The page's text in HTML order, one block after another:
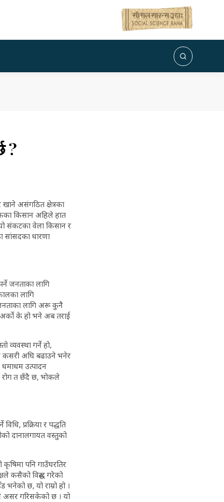
?
खाने असंगठित क्षेत्रका
किसान अहिले हात
संकटका वेला किसान र
सांसदका धारणा
जनताका लागि
लागि
जनताका लागि अरू कुनै
के हो भने अब तराई
व्यवस्था गर्ने हो,
कसरी अघि बढाउने भनेर
उत्पादन
रोग त छँदै छ, भोकले
प्रक्रिया र पद्धति
दानालगायत वस्तुको
पनि गाउँघरतिर
कसैको विरुद्ध गरेको
छ, यो राम्रो हो ।
असर गरिसकेको छ । यो